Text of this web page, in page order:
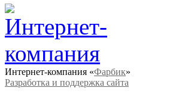
Интернет-компания «Фарбик»
Разработка и поддержка сайта